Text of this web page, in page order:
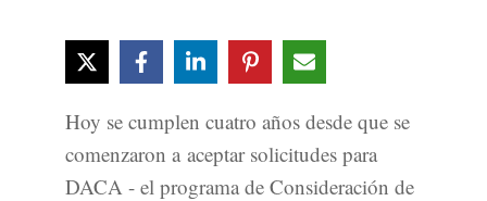
Hoy se cumplen cuatro años desde que se
comenzaron a aceptar solicitudes para
DACA - el programa de Consideración de